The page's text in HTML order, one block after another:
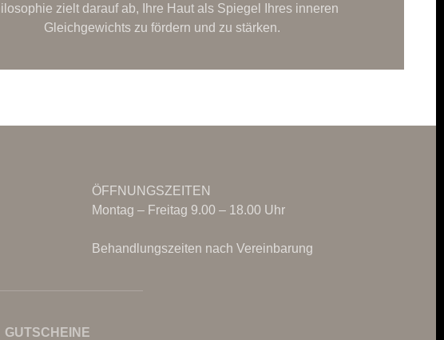
zielt darauf ab, Ihre Haut als Spiegel Ihres inneren
Gleichgewichts zu fördern und zu stärken.
ÖFFNUNGSZEITEN
Montag – Freitag 9.00 – 18.00 Uhr
Behandlungszeiten nach Vereinbarung
GUTSCHEINE